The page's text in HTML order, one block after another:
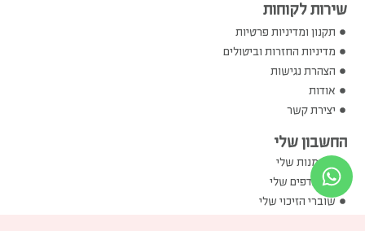
שירות לקוחות
תקנון ומדיניות פרטיות
מדיניות החזרות וביטולים
הצהרת נגישות
אודות
יצירת קשר
החשבון שלי
ההזמנות שלי
המועדפים שלי
שוברי הזיכוי שלי